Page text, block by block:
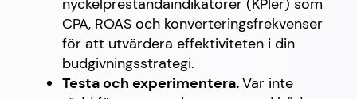
CPA, ROAS och konverteringsfrekvenser
för att utvärdera effektiviteten i din
budgivningsstrategi.
Testa och experimentera.Var inte